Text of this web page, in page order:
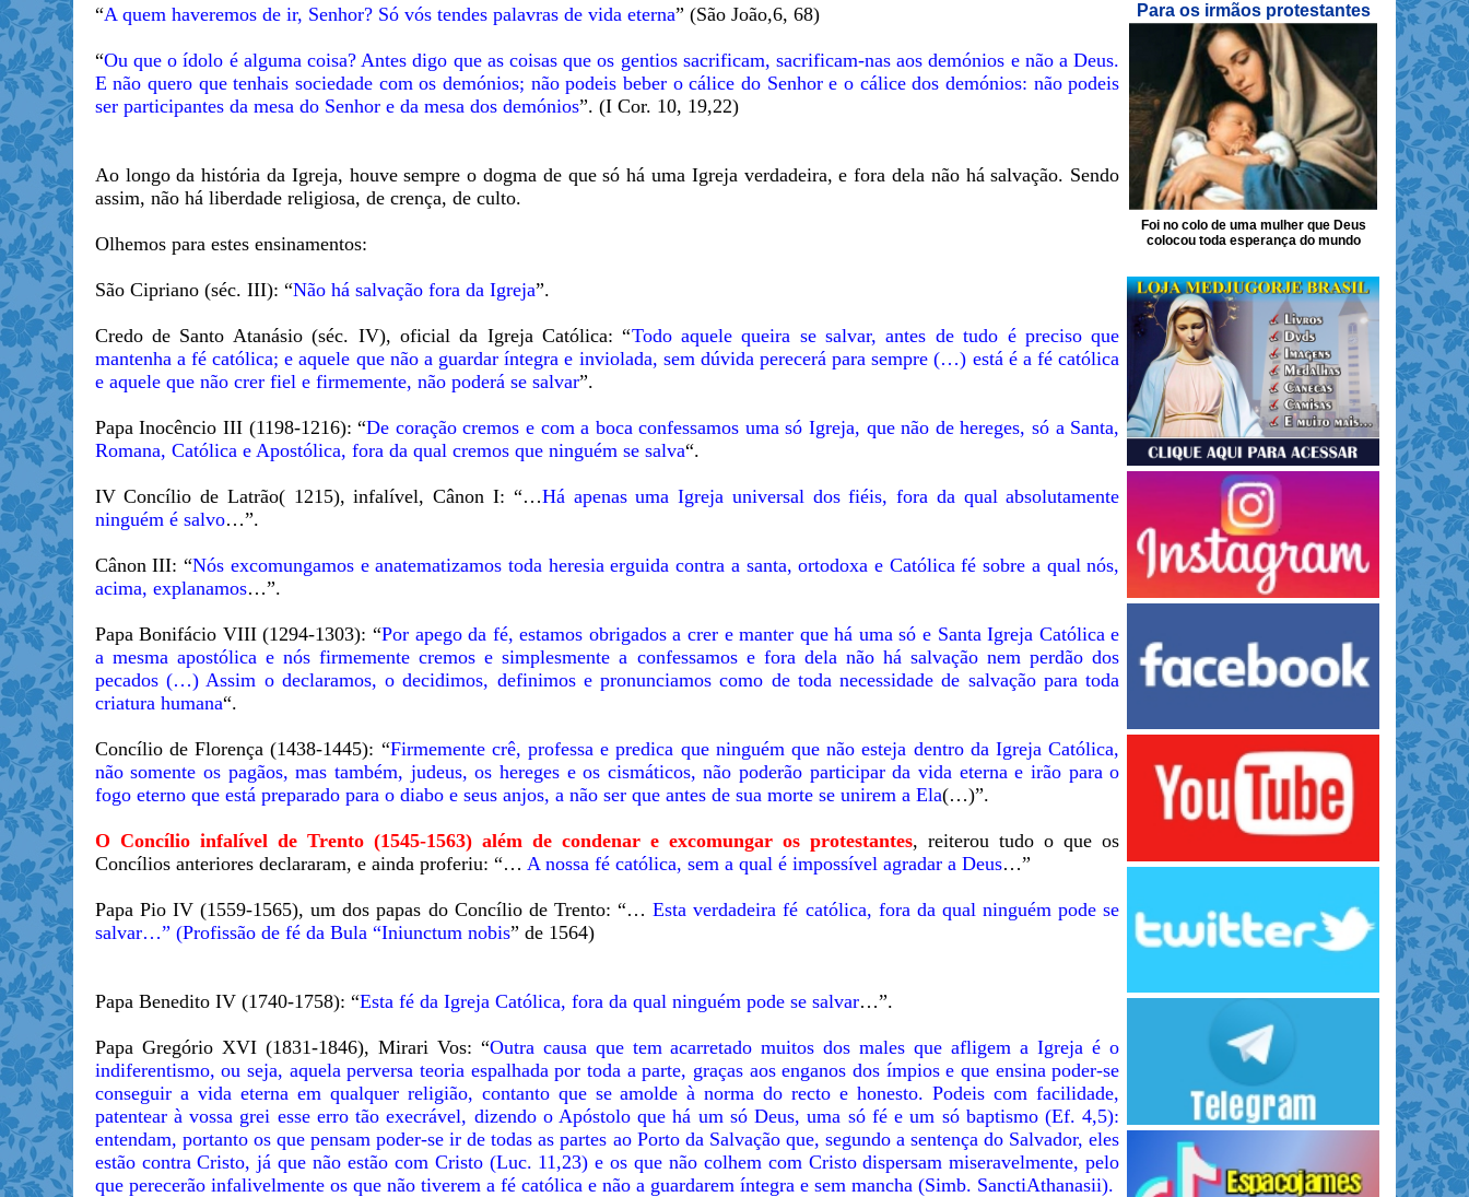
“A quem haveremos de ir, Senhor? Só vós tendes palavras de vida eterna” (São João,6, 68)
“Ou que o ídolo é alguma coisa? Antes digo que as coisas que os gentios sacrificam, sacrificam-nas aos demónios e não a Deus.
E não quero que tenhais sociedade com os demónios; não podeis beber o cálice do Senhor e o cálice dos demónios: não podeis
ser participantes da mesa do Senhor e da mesa dos demónios”. (I Cor. 10, 19,22)
Ao longo da história da Igreja, houve sempre o dogma de que só há uma Igreja verdadeira, e fora dela não há salvação. Sendo
assim, não há liberdade religiosa, de crença, de culto.
Olhemos para estes ensinamentos:
São Cipriano (séc. III): “Não há salvação fora da Igreja”.
Credo de Santo Atanásio (séc. IV), oficial da Igreja Católica: “Todo aquele queira se salvar, antes de tudo é preciso que
mantenha a fé católica; e aquele que não a guardar íntegra e inviolada, sem dúvida perecerá para sempre (…) está é a fé católica
e aquele que não crer fiel e firmemente, não poderá se salvar”.
Papa Inocêncio III (1198-1216): “De coração cremos e com a boca confessamos uma só Igreja, que não de hereges, só a Santa,
Romana, Católica e Apostólica, fora da qual cremos que ninguém se salva“.
IV Concílio de Latrão( 1215), infalível, Cânon I: “…Há apenas uma Igreja universal dos fiéis, fora da qual absolutamente
ninguém é salvo…”.
Cânon III: “Nós excomungamos e anatematizamos toda heresia erguida contra a santa, ortodoxa e Católica fé sobre a qual nós,
acima, explanamos…”.
Papa Bonifácio VIII (1294-1303): “Por apego da fé, estamos obrigados a crer e manter que há uma só e Santa Igreja Católica e
a mesma apostólica e nós firmemente cremos e simplesmente a confessamos e fora dela não há salvação nem perdão dos
pecados (…) Assim o declaramos, o decidimos, definimos e pronunciamos como de toda necessidade de salvação para toda
criatura humana“.
Concílio de Florença (1438-1445): “Firmemente crê, professa e predica que ninguém que não esteja dentro da Igreja Católica,
não somente os pagãos, mas também, judeus, os hereges e os cismáticos, não poderão participar da vida eterna e irão para o
fogo eterno que está preparado para o diabo e seus anjos, a não ser que antes de sua morte se unirem a Ela(…)”.
O Concílio infalível de Trento (1545-1563) além de condenar e excomungar os protestantes, reiterou tudo o que os
Concílios anteriores declararam, e ainda proferiu: “… A nossa fé católica, sem a qual é impossível agradar a Deus…”
Papa Pio IV (1559-1565), um dos papas do Concílio de Trento: “…Esta verdadeira fé católica, fora da qual ninguém pode se
salvar…” (Profissão de fé da Bula “Iniunctum nobis” de 1564)
Papa Benedito IV (1740-1758): “Esta fé da Igreja Católica, fora da qual ninguém pode se salvar…”.
Papa Gregório XVI (1831-1846), Mirari Vos: “Outra causa que tem acarretado muitos dos males que afligem a Igreja é o
indiferentismo, ou seja, aquela perversa teoria espalhada por toda a parte, graças aos enganos dos ímpios e que ensina poder-se
conseguir a vida eterna em qualquer religião, contanto que se amolde à norma do recto e honesto. Podeis com facilidade,
patentear à vossa grei esse erro tão execrável, dizendo o Apóstolo que há um só Deus, uma só fé e um só baptismo (Ef. 4,5):
entendam, portanto os que pensam poder-se ir de todas as partes ao Porto da Salvação que, segundo a sentença do Salvador, eles
estão contra Cristo, já que não estão com Cristo (Luc. 11,23) e os que não colhem com Cristo dispersam miseravelmente, pelo
que perecerão infalivelmente os que não tiverem a fé católica e não a guardarem íntegra e sem mancha (Simb. SanctiAthanasii).
Para os irmãos protestantes
Foi no colo de uma mulher que Deus
colocou toda esperança do mundo